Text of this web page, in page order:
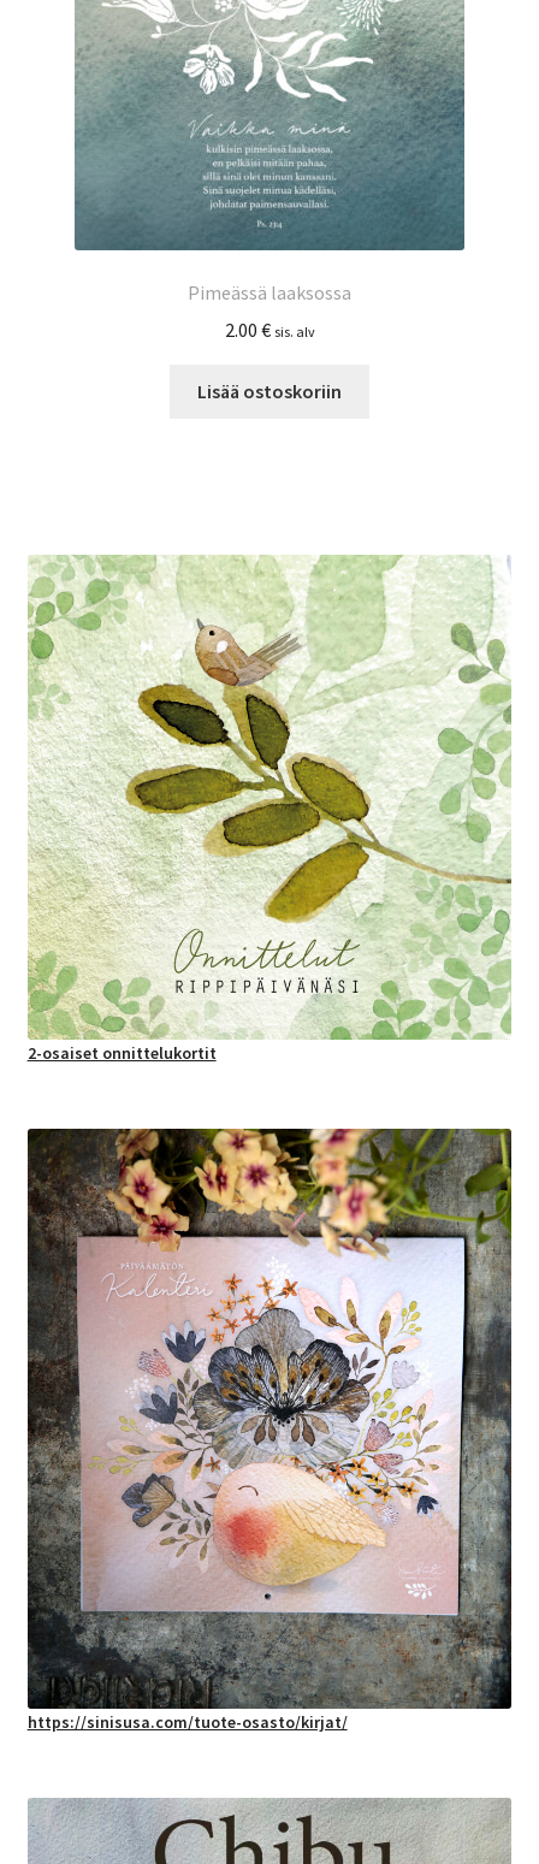
Pimeässä laaksossa
2.00 € sis. alv
Lisää ostoskoriin
2-osaiset onnittelukortit
https://sinisusa.com/tuote-osasto/kirjat/